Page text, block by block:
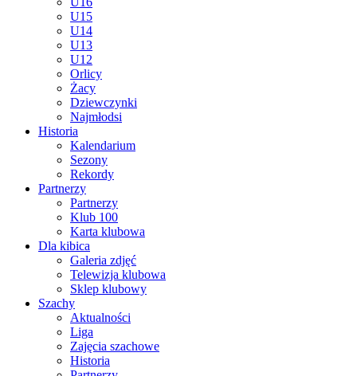
U15
U14
U13
U12
Orlicy
Żacy
Dziewczynki
Najmłodsi
Historia
Kalendarium
Sezony
Rekordy
Partnerzy
Partnerzy
Klub 100
Karta klubowa
Dla kibica
Galeria zdjęć
Telewizja klubowa
Sklep klubowy
Szachy
Aktualności
Liga
Zajęcia szachowe
Historia